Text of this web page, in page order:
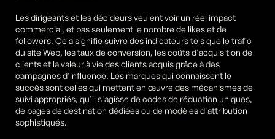
Les dirigeants et les décideurs veulent voir un réel impact
commercial, et pas seulement le nombre de likes et de
followers. Cela signifie suivre des indicateurs tels que le trafic
du site Web, les taux de conversion, les coûts d'acquisition de
clients et la valeur à vie des clients acquis grâce à des
campagnes d'influence. Les marques qui connaissent le
succès sont celles qui mettent en œuvre des mécanismes de
suivi appropriés, qu'il s'agisse de codes de réduction uniques,
de pages de destination dédiées ou de modèles d'attribution
sophistiqués.